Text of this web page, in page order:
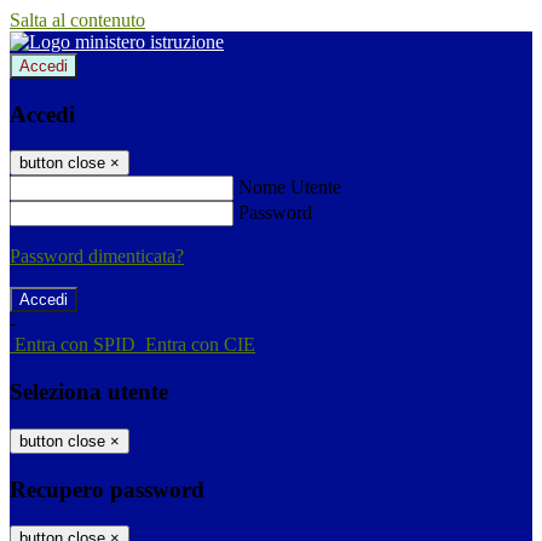
Salta al contenuto
Accedi
Accedi
button close ×
Nome Utente
Password
Password dimenticata?
-
Entra con SPID Entra con CIE
Seleziona utente
button close ×
Recupero password